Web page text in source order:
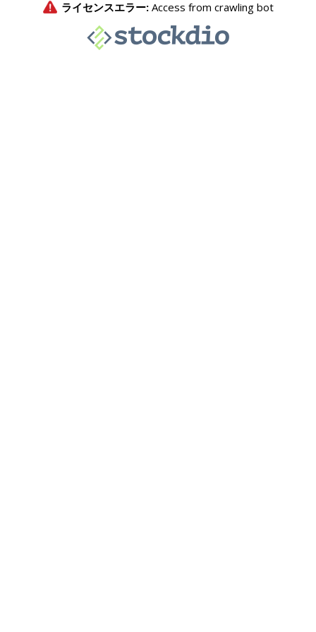
ライセンスエラー: Access from crawling bot